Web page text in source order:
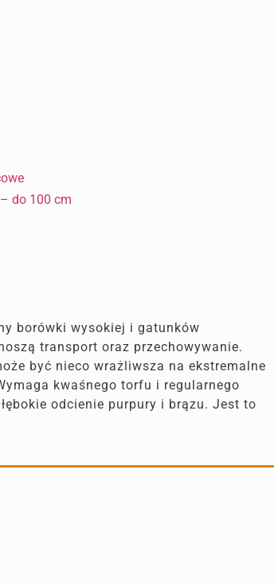
do 100 cm
borówki wysokiej i gatunków
transport oraz przechowywanie.
być nieco wrażliwsza na ekstremalne
kwaśnego torfu i regularnego
odcienie purpury i brązu. Jest to